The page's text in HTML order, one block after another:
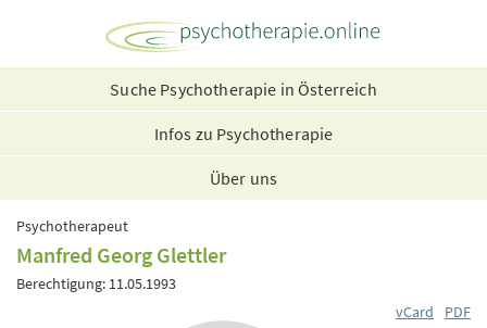
Suche Psychotherapie in Österreich
Infos zu Psychotherapie
Über uns
Psychotherapeut
Manfred Georg Glettler
Berechtigung: 11.05.1993
vCard
PDF